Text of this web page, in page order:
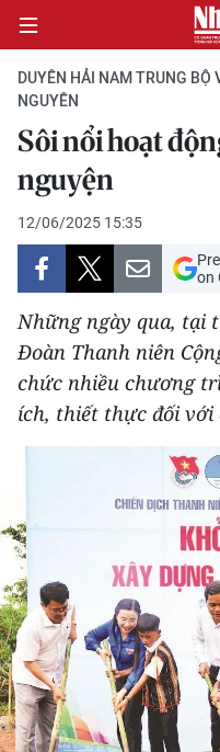
CHÍNH TRỊ
KINH TẾ
VĂN HÓA
XÃ HỘI
PHÁP LUẬT
DU LỊCH
THỂ THAO
GIÁO DỤC
Y TẾ
KHOA HỌC - CÔNG
MÔI TRƯỜNG
DUYÊN HẢI NAM TRUNG BỘ
NGUYÊN
Sôi nổi hoạt
nguyện
12/06/2025 15:35
on
Những ngày qua, tại
Đoàn Thanh niên
chức nhiều chương
ích, thiết thực đối với